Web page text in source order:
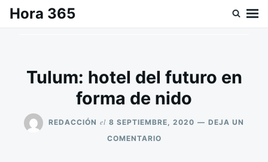
SaltarBuscar:
Hora 365
Tulum: hotel del futuro en
forma de nido
REDACCIÓN el 8 SEPTIEMBRE, 2020
DEJA UN
COMENTARIOEN